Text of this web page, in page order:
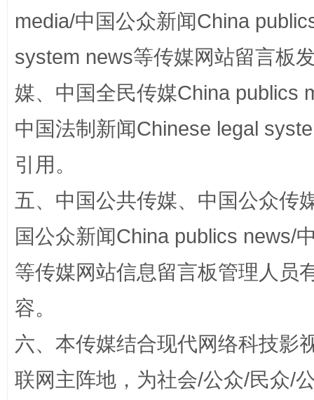
扯下公款旅游的“隐身衣” 如何以
“蜀中异人”王建安的艺术幻境
media/中国公众新闻China
system news等传媒网站留言板
媒、中国全民传媒China publics
中国法制新闻Chinese legal
引用。
五、中国公共传媒、中国公众传
国公众新闻China publics news/
等传媒网站信息留言板管理人员
容。
六、本传媒结合现代网络科技影
联网主阵地，为社会/公众/民众/